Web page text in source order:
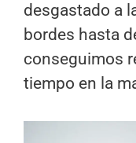
desgastado a
bordes hasta
conseguimos
tiempo en la